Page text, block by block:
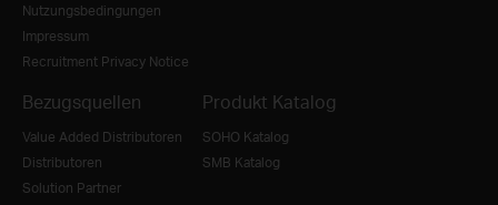
Nutzungsbedingungen
Impressum
Recruitment Privacy Notice
Bezugsquellen
Value Added Distributoren
Distributoren
Solution Partner
Produkt Katalog
SOHO Katalog
SMB Katalog